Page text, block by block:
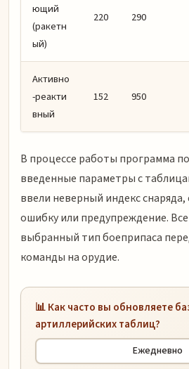
ющий
(ракетн
ый)
220 290
Активно
-реакти
вный
152 950
В процессе работы программа
введенные параметры с
ввели неверный индекс
ошибку или предупреждение.
выбранный тип боеприпаса
команды на орудие.
📊 Как часто вы обновляете
артиллерийских таблиц?
Ежедневно